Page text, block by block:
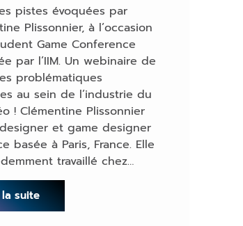
pistes évoquées par
Plissonnier, à l’occasion
Game Conference
par l’IIM. Un webinaire de
problématiques
au sein de l’industrie du
! Clémentine Plissonnier
et game designer
basée à Paris, France. Elle
travaillé chez…
suite